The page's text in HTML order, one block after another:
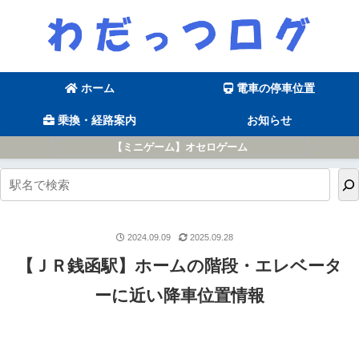
ホーム 電車の停車位置
乗換・経路案内 お知らせ
【ミニゲーム】オセロゲーム
【ＪＲ銭函駅】ホームの階段・エレベータ
ーに近い降車位置情報
2024.09.09 2025.09.28